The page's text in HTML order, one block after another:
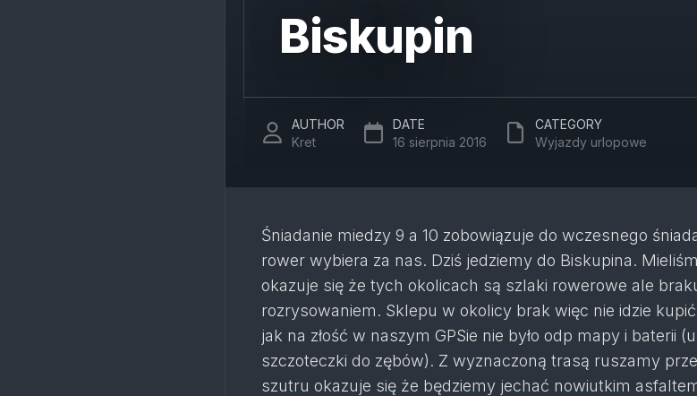
Biskupin
AUTHOR
Kret
DATE
16 sierpnia 2016
CATEGORY
Wyjazdy urlopowe
Śniadanie miedzy 9 a 10 zobowiązuje do wczesnego
rower wybiera za nas. Dziś jedziemy do Biskupina.
okazuje się że tych okolicach są szlaki rowerowe ale
rozrysowaniem. Sklepu w okolicy brak więc nie idzie
jak na złość w naszym GPSie nie było odp mapy i baterii
szczoteczki do zębów). Z wyznaczoną trasą ruszamy
szutru okazuje się że będziemy jechać nowiutkim